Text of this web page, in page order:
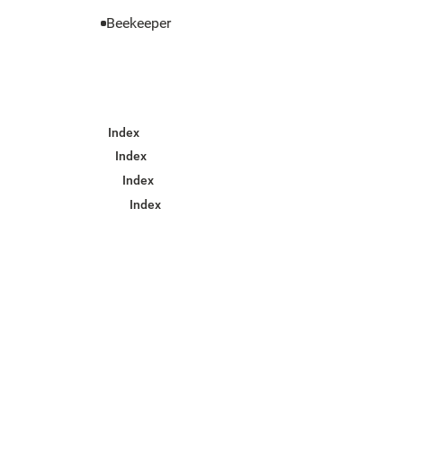
Beekeeper
Index
Index
Index
Index